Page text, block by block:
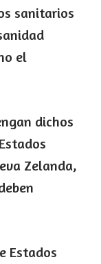
sanitarios
el
dichos
Zelanda,
Estados